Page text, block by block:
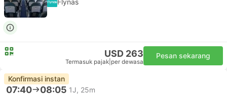
Flynas
USD 263
Termasuk pajak per dewasa
Pesan sekarang
Konfirmasi instan
07:40 08:05 1J, 25m